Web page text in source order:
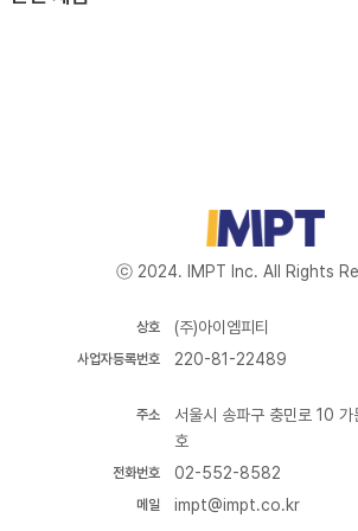
ⓒ 2024. IMPT Inc. All Rights
(주)아이엠피티
상호
사업자등록번호
220-81-22489
주소
서울시 송파구 충민로 10
호
전화번호 02-552-8582
메일 impt@impt.co.kr